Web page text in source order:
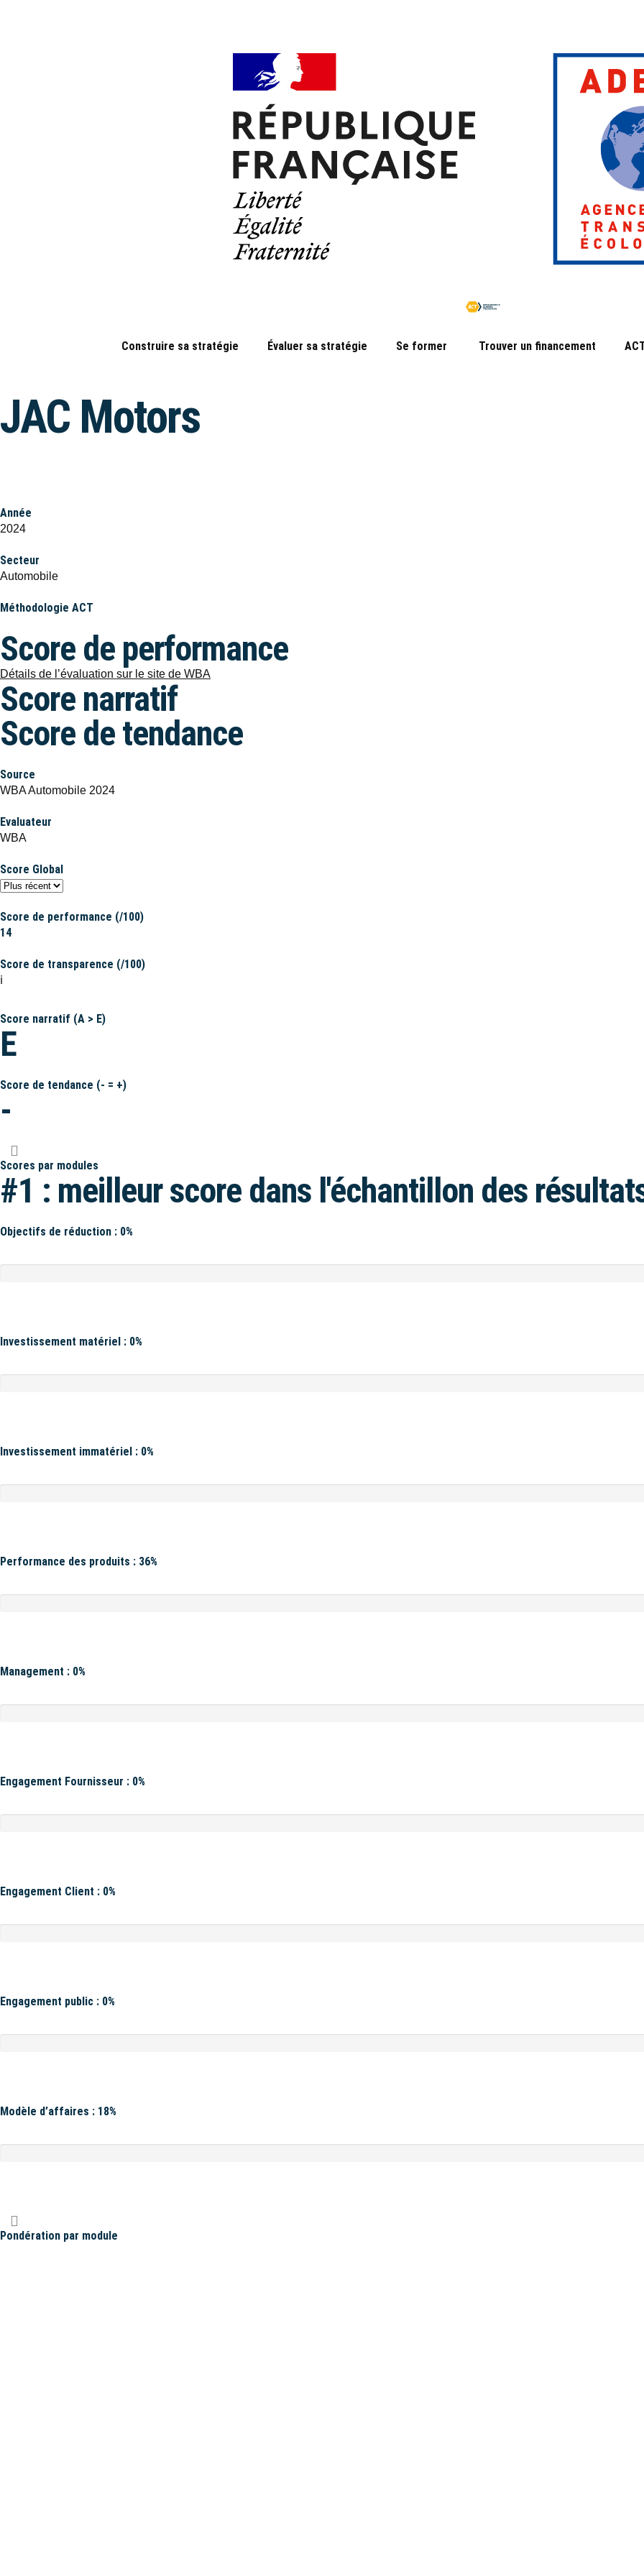
Construire sa stratégie Évaluer sa stratégie Se former Trouver un financement
JAC Motors
Année
2024
Secteur
Automobile
Méthodologie ACT
Score de performance
Détails de l’évaluation sur le site de WBA
Score narratif
Score de tendance
Source
WBA Automobile 2024
Evaluateur
WBA
Score Global
Score de performance (/100)
14
Score de transparence (/100)
ℹ️
Score narratif (A > E)
E
Score de tendance (- = +)
-
Scores par modules
#1 : meilleur score dans l'échantillon des
Objectifs de réduction : 0%
Investissement matériel : 0%
Investissement immatériel : 0%
Performance des produits : 36%
Management : 0%
Engagement Fournisseur : 0%
Engagement Client : 0%
Engagement public : 0%
Modèle d’affaires : 18%
Pondération par module